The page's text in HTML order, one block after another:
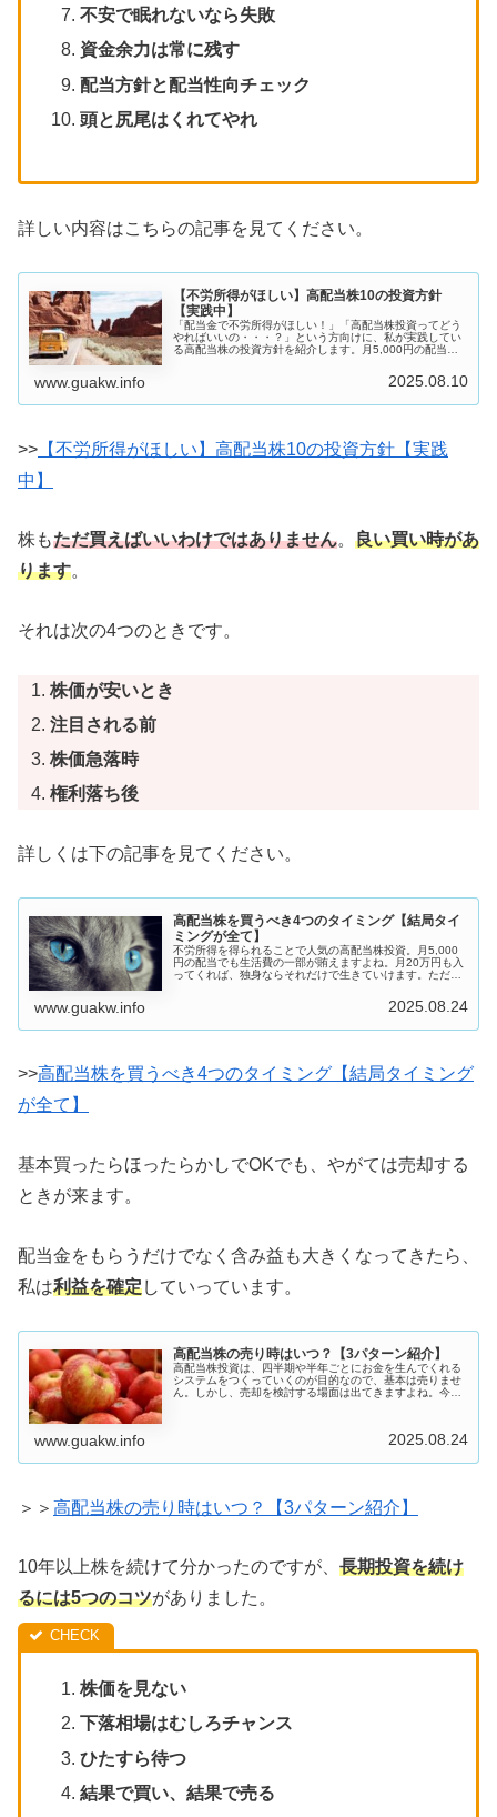
不安で眠れないなら失敗
資金余力は常に残す
配当方針と配当性向チェック
頭と尻尾はくれてやれ
詳しい内容はこちらの記事を見てください。
【不労所得がほしい】高配当株10の投資方針
【実践中】
「配当金で不労所得がほしい！」「高配当株投資ってどう
やればいいの・・・？」という方向けに、私が実践してい
る高配当株の投資方針を紹介します。月5,000円の配当金
www.guakw.info 2025.08.10
>> 【不労所得がほしい】高配当株10の投資方針【実践
中】
株もただ買えばいいわけではありません。 良い買い時があ
ります。
それは次の4つのときです。
株価が安いとき
注目される前
株価急落時
権利落ち後
詳しくは下の記事を見てください。
高配当株を買うべき4つのタイミング【結局タイ
ミングが全て】
不労所得を得られることで人気の高配当株投資。月5,000
円の配当でも生活費の一部が賄えますよね。月20万円も入
ってくれば、独身ならそれだけで生きていけます。ただし
www.guakw.info 2025.08.24
>>高配当株を買うべき4つのタイミング【結局タイミング
が全て】
基本買ったらほったらかしでOKでも、やがては売却する
ときが来ます。
配当金をもらうだけでなく含み益も大きくなってきたら、
私は利益を確定していっています。
高配当株の売り時はいつ？【3パターン紹介】
高配当株投資は、四半期や半年ごとにお金を生んでくれる
システムをつくっていくのが目的なので、基本は売りませ
ん。しかし、売却を検討する場面は出てきますよね。今回
www.guakw.info 2025.08.24
＞＞ 高配当株の売り時はいつ？【3パターン紹介】
10年以上株を続けて分かったのですが、 長期投資を続け
るには5つのコツがありました。
株価を見ない
下落相場はむしろチャンス
ひたすら待つ
結果で買い、結果で売る